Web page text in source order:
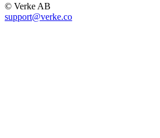
© Verke AB
support@verke.co